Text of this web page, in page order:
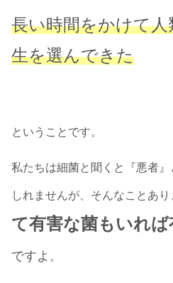
長い時間をかけて
生を選んできた
ということです。
私たちは細菌と聞くと『悪者
しれませんが、そんなことあり
て有害な菌もいれ
ですよ 。